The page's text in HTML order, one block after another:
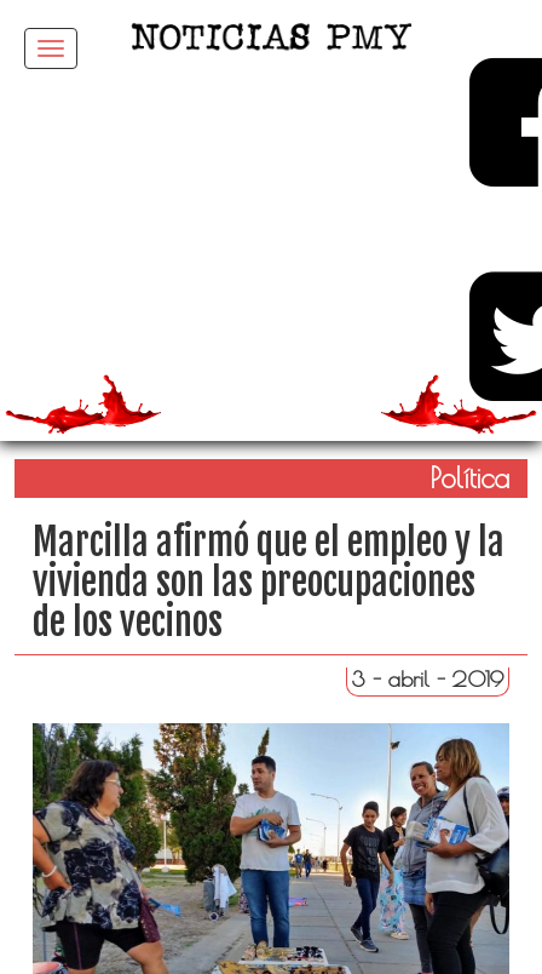
Menu
Política
Marcilla afirmó que el empleo y la
vivienda son las preocupaciones
de los vecinos
3 - abril - 2019